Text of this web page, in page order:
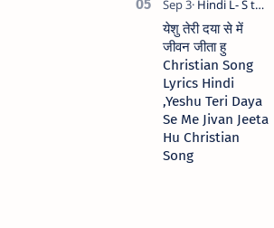
येशु तेरी दया से में
जीवन जीता हु
Christian Song
Lyrics Hindi
,Yeshu Teri Daya
Se Me Jivan Jeeta
Hu Christian
Song